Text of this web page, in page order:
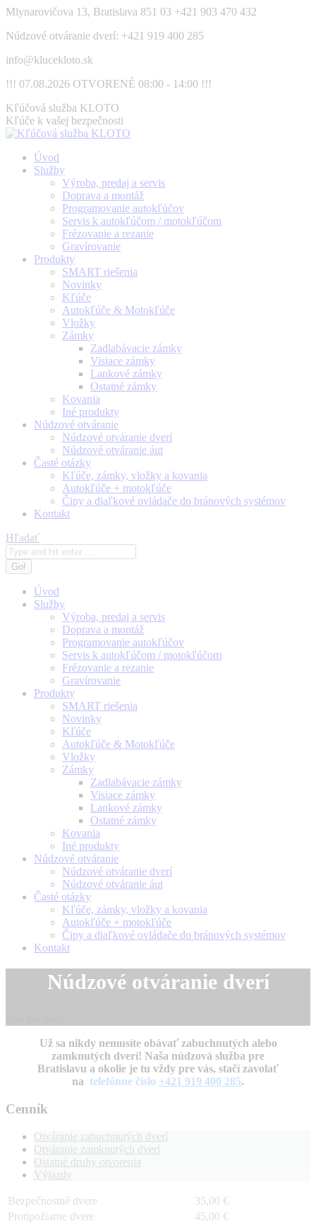
Skip
content
Mlynarovičova 13, Bratislava 851 03 +421 903 470 432
Núdzové otváranie dverí: +421 919 400 285
info@klucekloto.sk
!!! 07.08.2026 OTVORENÉ 08:00 - 14:00 !!!
Facebook
page
opens
new
window
Kľúčová služba KLOTO
Kľúče k vašej bezpečnosti
Úvod
Služby
Výroba, predaj a servis
Doprava a montáž
Programovanie autokľúčov
Servis k autokľúčom / motokľúčom
Frézovanie a rezanie
Gravírovanie
Produkty
SMART riešenia
Novinky
Kľúče
Autokľúče & Motokľúče
Vložky
Zámky
Zadlabávacie zámky
Visiace zámky
Lankové zámky
Ostatné zámky
Kovania
Iné produkty
Núdzové otváranie
Núdzové otváranie dverí
Núdzové otváranie áut
Časté otázky
Kľúče, zámky, vložky a kovania
Autokľúče + motokľúče
Čipy a diaľkové ovládače do bránových systémov
Kontakt
Search:
Hľadať
Úvod
Služby
Výroba, predaj a servis
Doprava a montáž
Programovanie autokľúčov
Servis k autokľúčom / motokľúčom
Frézovanie a rezanie
Gravírovanie
Produkty
SMART riešenia
Novinky
Kľúče
Autokľúče & Motokľúče
Vložky
Zámky
Zadlabávacie zámky
Visiace zámky
Lankové zámky
Ostatné zámky
Kovania
Iné produkty
Núdzové otváranie
Núdzové otváranie dverí
Núdzové otváranie áut
Časté otázky
Kľúče, zámky, vložky a kovania
Autokľúče + motokľúče
Čipy a diaľkové ovládače do bránových systémov
Kontakt
Núdzové otváranie dverí
Už sa nikdy nemusíte obávať zabuchnutých alebo
zamknutých dverí! Naša núdzová služba pre
Bratislavu a okolie je tu vždy pre vás, stačí zavolať
na telefónne číslo +421 919 400 285.
Cenník
Otváranie zabuchnutých dverí
Otváranie zamknutých dverí
Ostatné druhy otvorenia
Výjazdy
Bezpečnostné dvere
35,00 €
Protipožiarne dvere
45,00 €